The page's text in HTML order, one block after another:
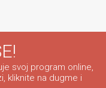
svoj program online,
kliknite na dugme i